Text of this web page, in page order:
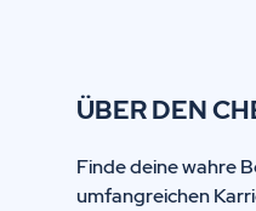
ÜBER DEN
Finde deine wahre
umfangreichen